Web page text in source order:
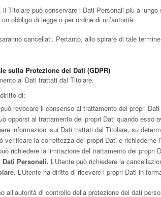
Titolare può conservare i Dati Personali più a
obbligo di legge o per ordine di un’autorità.
cancellati. Pertanto, allo spirare di tale
sulla Protezione dei Dati (GDPR)
ai Dati trattati dal Titolare.
di:
può revocare il consenso al trattamento dei propri
opporsi al trattamento dei propri Dati quando
informazioni sui Dati trattati dal Titolare, su
verificare la correttezza dei propri Dati e richiederne
richiedere la limitazione del trattamento dei
Personali. L’Utente può richiedere la
L’Utente ha diritto di ricevere i propri Dati in
all’autorità di controllo della protezione dei dati